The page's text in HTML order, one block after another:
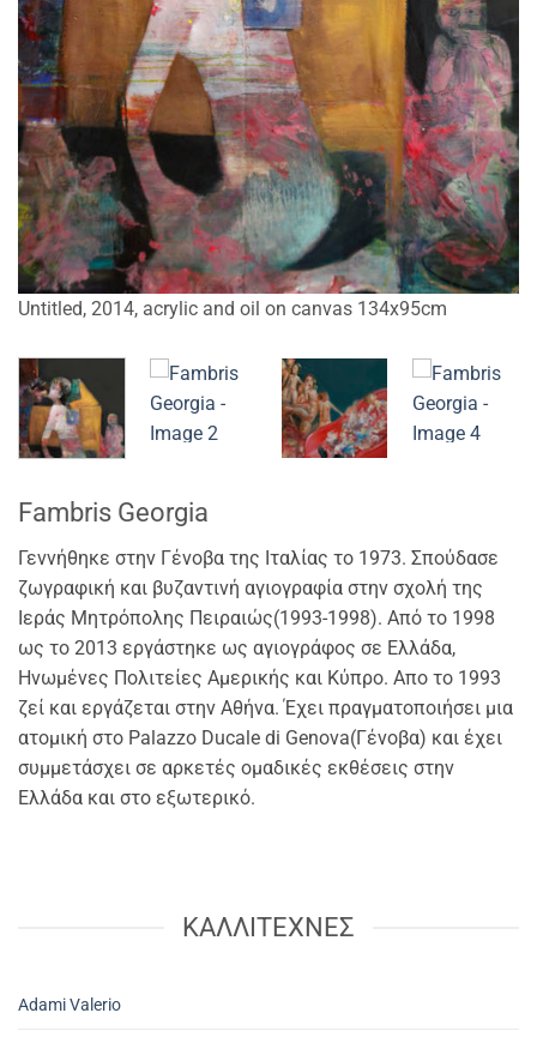
Untitled, 2014, acrylic and oil on canvas 134x95cm
Fambris Georgia
Γεννήθηκε στην Γένοβα της Ιταλίας το 1973. Σπούδασε
ζωγραφική και βυζαντινή αγιογραφία στην σχολή της
Ιεράς Μητρόπολης Πειραιώς(1993-1998). Από το 1998
ως το 2013 εργάστηκε ως αγιογράφος σε Ελλάδα,
Ηνωμένες Πολιτείες Αμερικής και Κύπρο. Απο το 1993
ζεί και εργάζεται στην Αθήνα. Έχει πραγματοποιήσει μια
ατομική στο Palazzo Ducale di Genova(Γένοβα) και έχει
συμμετάσχει σε αρκετές ομαδικές εκθέσεις στην
Ελλάδα και στο εξωτερικό.
ΚΑΛΛΙΤΕΧΝΕΣ
Adami Valerio